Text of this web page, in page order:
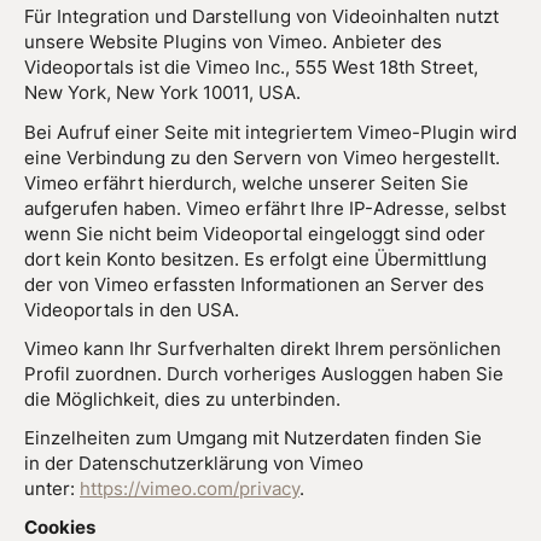
Für Integration und Darstellung von Videoinhalten nutzt
unsere Website Plugins von Vimeo. Anbieter des
Videoportals ist die Vimeo Inc., 555 West 18th Street,
New York, New York 10011, USA.
Bei Aufruf einer Seite mit integriertem Vimeo-Plugin wird
eine Verbindung zu den Servern von Vimeo hergestellt.
Vimeo erfährt hierdurch, welche unserer Seiten Sie
aufgerufen haben. Vimeo erfährt Ihre IP-Adresse, selbst
wenn Sie nicht beim Videoportal eingeloggt sind oder
dort kein Konto besitzen. Es erfolgt eine Übermittlung
der von Vimeo erfassten Informationen an Server des
Videoportals in den USA.
Vimeo kann Ihr Surfverhalten direkt Ihrem persönlichen
Profil zuordnen. Durch vorheriges Ausloggen haben Sie
die Möglichkeit, dies zu unterbinden.
Einzelheiten zum Umgang mit Nutzerdaten finden Sie
in der Datenschutzerklärung von Vimeo
unter: https://vimeo.com/privacy.
Cookies